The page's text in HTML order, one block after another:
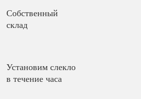
Собственный
склад
Установим слекло
в течение часа